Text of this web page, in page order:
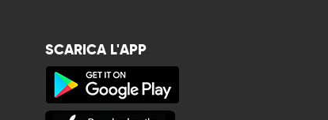
SCARICA L'APP